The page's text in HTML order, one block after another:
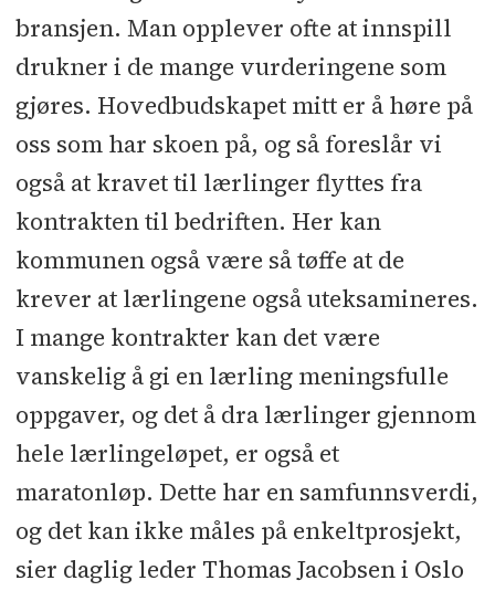
bransjen. Man opplever ofte at innspill
drukner i de mange vurderingene som
gjøres. Hovedbudskapet mitt er å høre på
oss som har skoen på, og så foreslår vi
også at kravet til lærlinger flyttes fra
kontrakten til bedriften. Her kan
kommunen også være så tøffe at de
krever at lærlingene også uteksamineres.
I mange kontrakter kan det være
vanskelig å gi en lærling meningsfulle
oppgaver, og det å dra lærlinger gjennom
hele lærlingeløpet, er også et
maratonløp. Dette har en samfunnsverdi,
og det kan ikke måles på enkeltprosjekt,
sier daglig leder Thomas Jacobsen i Oslo